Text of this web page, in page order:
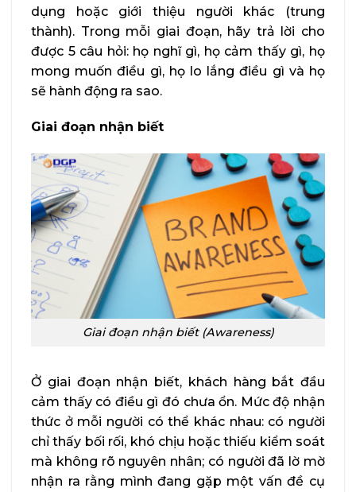
dụng hoặc giới thiệu người khác (trung
thành). Trong mỗi giai đoạn, hãy trả lời cho
được 5 câu hỏi: họ nghĩ gì, họ cảm thấy gì, họ
mong muốn điều gì, họ lo lắng điều gì và họ
sẽ hành động ra sao.
Giai đoạn nhận biết
Giai đoạn nhận biết (Awareness)
Ở giai đoạn nhận biết, khách hàng bắt đầu
cảm thấy có điều gì đó chưa ổn. Mức độ nhận
thức ở mỗi người có thể khác nhau: có người
chỉ thấy bối rối, khó chịu hoặc thiếu kiểm soát
mà không rõ nguyên nhân; có người đã lờ mờ
nhận ra rằng mình đang gặp một vấn đề cụ